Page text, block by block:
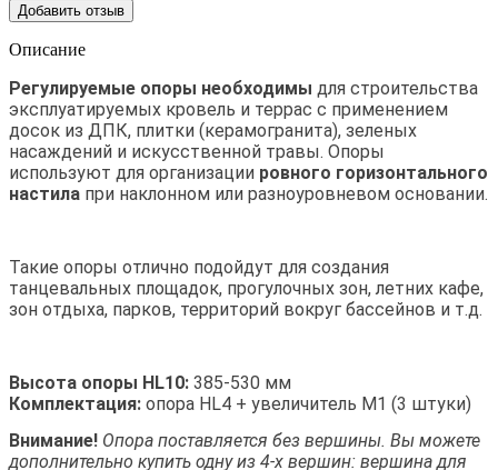
Добавить отзыв
Описание
Регулируемые опоры необходимы для строительства
эксплуатируемых кровель и террас с применением
досок из ДПК, плитки (керамогранита), зеленых
насаждений и искусственной травы. Опоры
используют для организации ровного горизонтального
настила при наклонном или разноуровневом основании.
Такие опоры отлично подойдут для создания
танцевальных площадок, прогулочных зон, летних кафе,
зон отдыха, парков, территорий вокруг бассейнов и т.д.
Высота опоры HL10: 385-530 мм
Комплектация: опора HL4 + увеличитель M1 (3 штуки)
Внимание! Опора поставляется без вершины. Вы можете
дополнительно купить одну из 4-х вершин: вершина для